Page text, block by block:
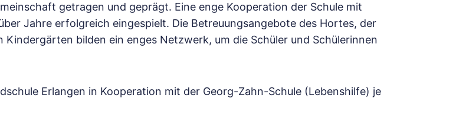
getragen und geprägt. Eine enge Kooperation der Schule mit
Jahre erfolgreich eingespielt. Die Betreuungsangebote des Hortes, der
bilden ein enges Netzwerk, um die Schüler und Schülerinnen
Erlangen in Kooperation mit der Georg-Zahn-Schule (Lebenshilfe) je